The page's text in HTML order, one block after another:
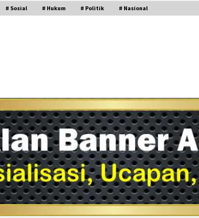
# Sosial # Hukum # Politik # Nasional